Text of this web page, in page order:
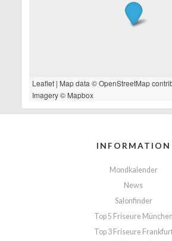
Leaflet| Map data ©OpenStreetMap
Imagery © Mapbox
INFORMATION
Mondkalender
News
Salonfinder
Top 5 Friseure München
Top 3 Friseure